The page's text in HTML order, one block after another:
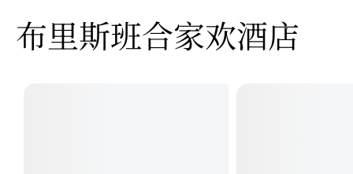
布里斯班合家欢酒店